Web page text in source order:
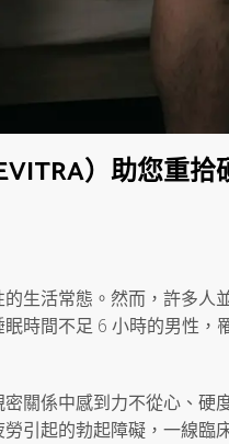
）助您重拾
生活常態。然而，許多人
時間不足 6 小時的男性，
關係中感到力不從心、硬
引起的勃起障礙，一線臨